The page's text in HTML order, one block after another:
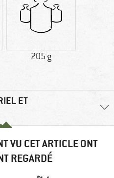
205 g
ET
VU CET ARTICLE ONT
REGARDÉ